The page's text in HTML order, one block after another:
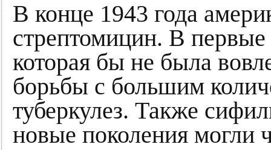
В конце 1943 года
стрептомицин. В
которая бы не была
борьбы с большим
туберкулез. Также
новые поколения могли